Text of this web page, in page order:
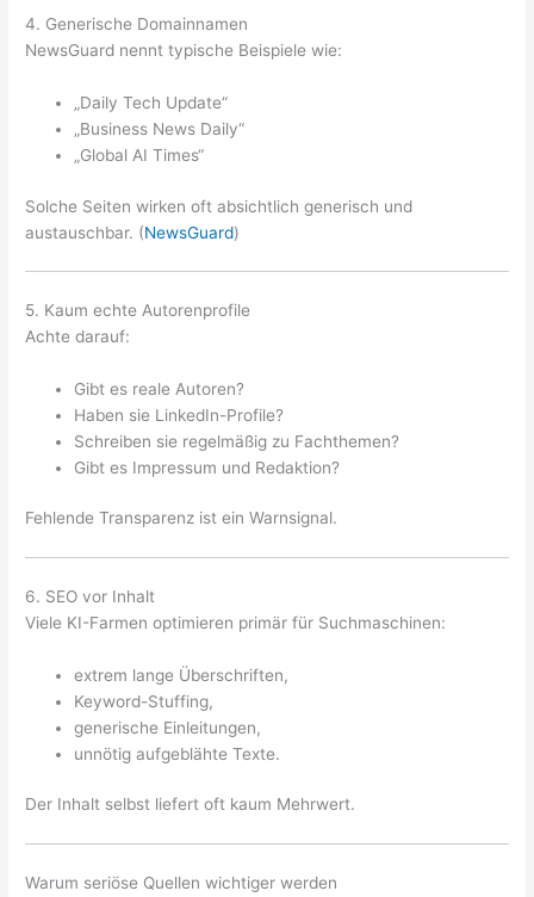
4. Generische Domainnamen
NewsGuard nennt typische Beispiele wie:
„Daily Tech Update“
„Business News Daily“
„Global AI Times“
Solche Seiten wirken oft absichtlich generisch und
austauschbar. (NewsGuard)
5. Kaum echte Autorenprofile
Achte darauf:
Gibt es reale Autoren?
Haben sie LinkedIn-Profile?
Schreiben sie regelmäßig zu Fachthemen?
Gibt es Impressum und Redaktion?
Fehlende Transparenz ist ein Warnsignal.
6. SEO vor Inhalt
Viele KI-Farmen optimieren primär für Suchmaschinen:
extrem lange Überschriften,
Keyword-Stuffing,
generische Einleitungen,
unnötig aufgeblähte Texte.
Der Inhalt selbst liefert oft kaum Mehrwert.
Warum seriöse Quellen wichtiger werden